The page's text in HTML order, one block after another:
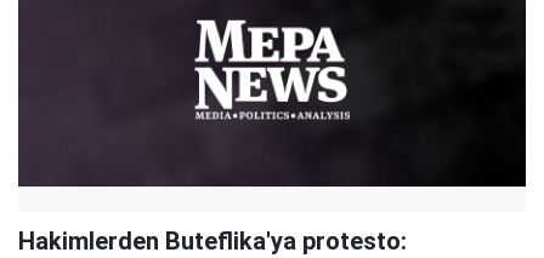
Hakimlerden Buteflika'ya protesto: